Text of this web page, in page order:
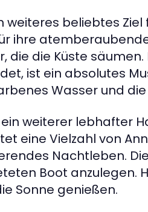
weiteres beliebtes Ziel
ihre
die die Küste
ist ein absolutes
Wasser und
weiterer lebhafter
eine Vielzahl von
Nachtleben.
Boot anzulegen.
Sonne genießen.